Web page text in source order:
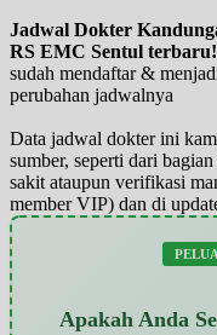
Jadwal Dokter
RS EMC Sentul terbaru!
sudah mendaftar &
perubahan jadwalnya
Data jadwal dokter ini
sumber, seperti dari
sakit ataupun verifikasi
member VIP) dan di
Apakah Anda